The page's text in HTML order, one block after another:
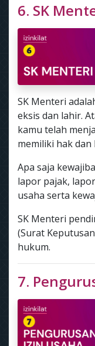
6. SK
SK Menteri
eksis dan lahir.
kamu telah
memiliki hak dan
Apa saja
lapor pajak,
usaha serta
SK Menteri
(Surat
hukum.
7.